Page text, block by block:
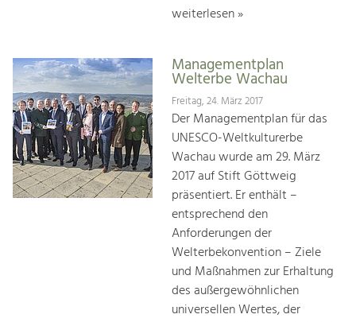
weiterlesen »
Managementplan
Welterbe Wachau
Freitag, 24. März 2017
Der Managementplan für das
UNESCO-Weltkulturerbe
Wachau wurde am 29. März
2017 auf Stift Göttweig
präsentiert. Er enthält –
entsprechend den
Anforderungen der
Welterbekonvention – Ziele
und Maßnahmen zur Erhaltung
des außergewöhnlichen
universellen Wertes, der